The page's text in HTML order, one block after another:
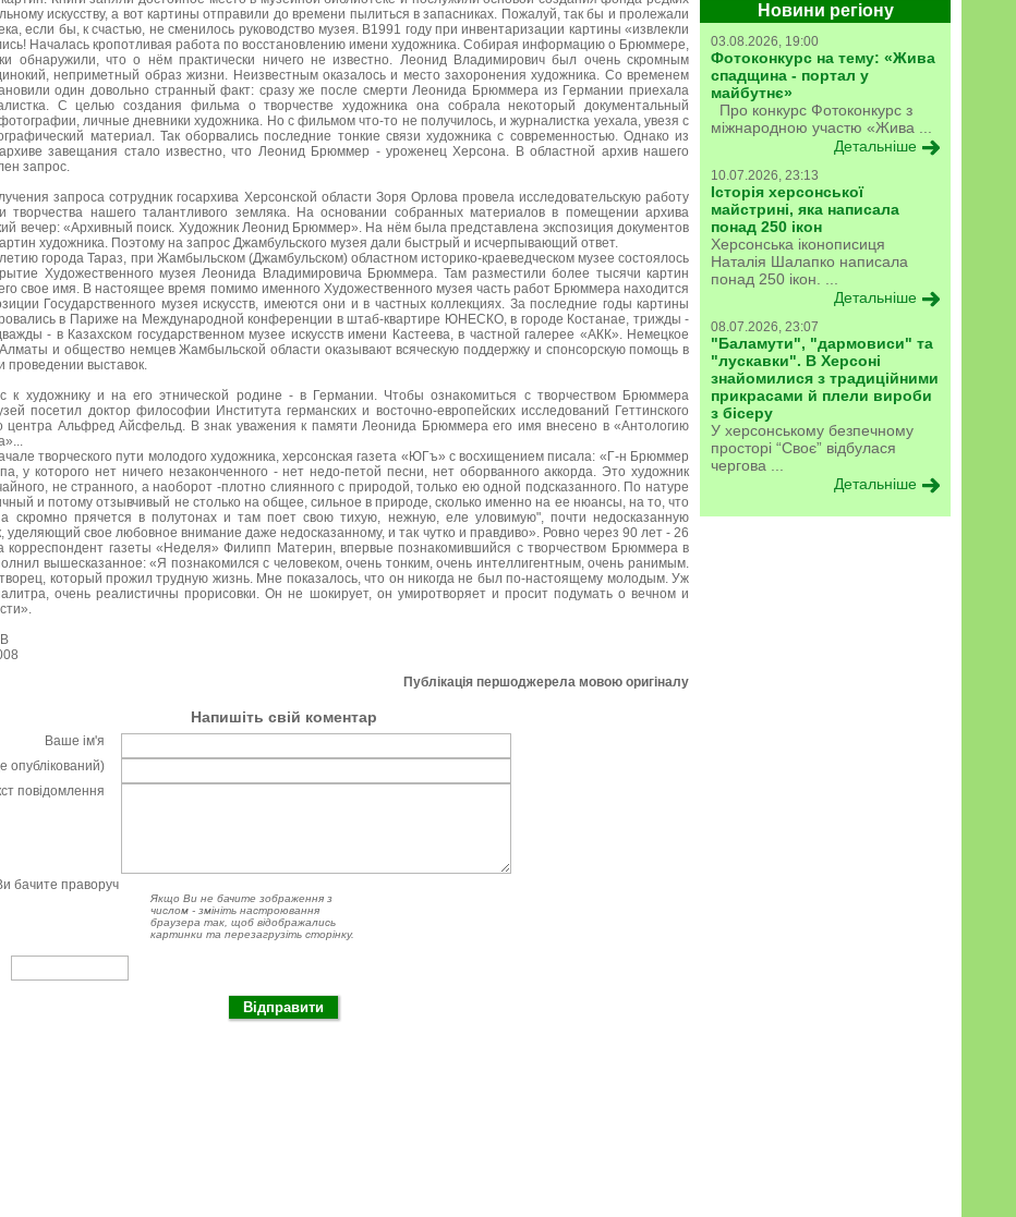
Новини регіону
03.08.2026, 19:00
Фотоконкурс на тему: «Жива
спадщина - портал у
майбутнє»
Про конкурс Фотоконкурс з
міжнародною участю «Жива ...
Детальніше
10.07.2026, 23:13
Історія херсонської
майстрині, яка написала
понад 250 ікон
Херсонська іконописиця
Наталія Шалапко написала
понад 250 ікон. ...
Детальніше
08.07.2026, 23:07
"Баламути", "дармовиси" та
"лускавки". В Херсоні
знайомилися з традиційними
прикрасами й плели вироби
з бісеру
У херсонському безпечному
просторі “Своє” відбулася
чергова ...
Детальніше
искусству, а вот картины отправили до времени пылиться в запасниках. Пожалуй, так бы и пролежали
если бы, к счастью, не сменилось руководство музея. В1991 году при инвентаризации картины «извлекли
Началась кропотливая работа по восстановлению имени художника. Собирая информацию о Брюммере,
обнаружили, что о нём практически ничего не известно. Леонид Владимирович был очень скромным
неприметный образ жизни. Неизвестным оказалось и место захоронения художника. Со временем
один довольно странный факт: сразу же после смерти Леонида Брюммера из Германии приехала
С целью создания фильма о творчестве художника она собрала некоторый документальный
личные дневники художника. Но с фильмом что-то не получилось, и журналистка уехала, увезя с
материал. Так оборвались последние тонкие связи художника с современностью. Однако из
завещания стало известно, что Леонид Брюммер - уроженец Херсона. В областной архив нашего
запрос.
запроса сотрудник госархива Херсонской области Зоря Орлова провела исследовательскую работу
нашего талантливого земляка. На основании собранных материалов в помещении архива
вечер: «Архивный поиск. Художник Леонид Брюммер». На нём была представлена экспозиция документов
художника. Поэтому на запрос Джамбульского музея дали быстрый и исчерпывающий ответ.
города Тараз, при Жамбыльском (Джамбульском) областном историко-краеведческом музее состоялось
Художественного музея Леонида Владимировича Брюммера. Там разместили более тысячи картин
свое имя. В настоящее время помимо именного Художественного музея часть работ Брюммера находится
Государственного музея искусств, имеются они и в частных коллекциях. За последние годы картины
в Париже на Международной конференции в штаб-квартире ЮНЕСКО, в городе Костанае, трижды -
- в Казахском государственном музее искусств имени Кастеева, в частной галерее «АКК». Немецкое
Алматы и общество немцев Жамбыльской области оказывают всяческую поддержку и спонсорскую помощь в
проведении выставок.
к художнику и на его этнической родине - в Германии. Чтобы ознакомиться с творчеством Брюммера
посетил доктор философии Института германских и восточно-европейских исследований Геттинского
центра Альфред Айсфельд. В знак уважения к памяти Леонида Брюммера его имя внесено в «Антологию
творческого пути молодого художника, херсонская газета «ЮГъ» с восхищением писала: «Г-н Брюммер
у которого нет ничего незаконченного - нет недо-петой песни, нет оборванного аккорда. Это художник
не странного, а наоборот -плотно слиянного с природой, только ею одной подсказанного. По натуре
и потому отзывчивый не столько на общее, сильное в природе, сколько именно на ее нюансы, на то, что
скромно прячется в полутонах и там поет свою тихую, нежную, еле уловимую", почти недосказанную
свое любовное внимание даже недосказанному, и так чутко и правдиво». Ровно через 90 лет - 26
корреспондент газеты «Неделя» Филипп Материн, впервые познакомившийся с творчеством Брюммера в
вышесказанное: «Я познакомился с человеком, очень тонким, очень интеллигентным, очень ранимым.
который прожил трудную жизнь. Мне показалось, что он никогда не был по-настоящему молодым. Уж
очень реалистичны прорисовки. Он не шокирует, он умиротворяет и просит подумать о вечном и
Публікація першоджерела мовою оригіналу
Напишіть свій коментар
Ваше ім'я
опублікований)
повідомлення
бачите праворуч
Якщо Ви не бачите зображення з
числом - змініть настроювання
браузера так, щоб відображались
картинки та перезагрузіть сторінку.